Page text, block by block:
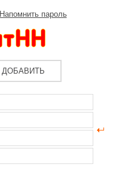
Напомнить пароль
ДОБАВИТЬ